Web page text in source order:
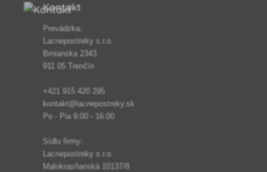
Kontakt
Prevádzka:
Lacnepostreky s.r.o.
Brnianska 2343
911 05 Trenčín
+421 915 420 295
kontakt@lacnepostreky.sk
Po - Pia 9:00 - 16:00
Sídlo firmy:
Lacnepostreky s.r.o.
Malokrasňanská 10137/8